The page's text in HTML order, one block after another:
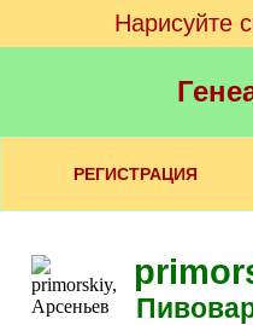
Нарисуйте
РЕГИСТРАЦИЯ